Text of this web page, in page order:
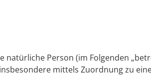
natürliche Person (im Folgenden
mittels Zuordnung zu